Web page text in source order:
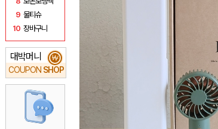
9 물티슈
10 장바구니
대박머니
COUPON SHOP
₩